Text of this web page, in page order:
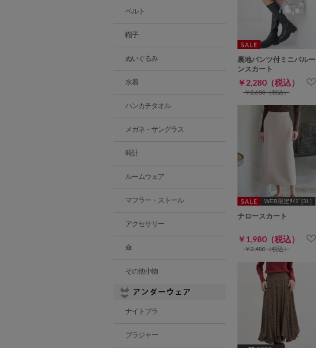
裏地パンツ付ミニバルー
ンスカート
￥2,280（税込）
￥2,680（税込）
WEB限定ｻｲｽﾞ[3L]
ナロースカート
￥1,980（税込）
￥2,480（税込）
ベルト
帽子
ぬいぐるみ
水着
ハンカチタオル
メガネ・サングラス
時計
ルームウェア
マフラー・ストール
アクセサリー
傘
その他小物
ナイトブラ
ブラジャー